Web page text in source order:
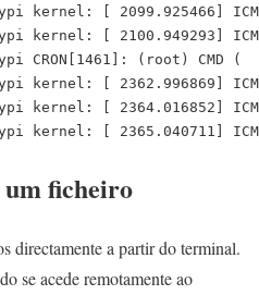
kernel: [ 2099.925466]
kernel: [ 2100.949293]
CRON[1461]: (root)
kernel: [ 2362.996869]
kernel: [ 2364.016852]
ficheiro
directamente a partir do terminal.
se acede remotamente ao